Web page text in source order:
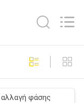
PCM
9
φάσης